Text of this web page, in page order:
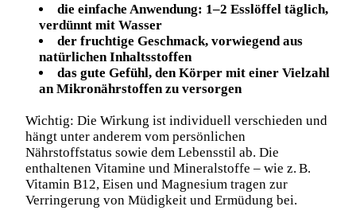
die einfache Anwendung: 1–2 Esslöffel täglich,
verdünnt mit Wasser
der fruchtige Geschmack, vorwiegend aus
natürlichen Inhaltsstoffen
das gute Gefühl, den Körper mit einer Vielzahl
an Mikronährstoffen zu versorgen
Wichtig: Die Wirkung ist individuell verschieden und
hängt unter anderem vom persönlichen
Nährstoffstatus sowie dem Lebensstil ab. Die
enthaltenen Vitamine und Mineralstoffe – wie z. B.
Vitamin B12, Eisen und Magnesium tragen zur
Verringerung von Müdigkeit und Ermüdung bei.